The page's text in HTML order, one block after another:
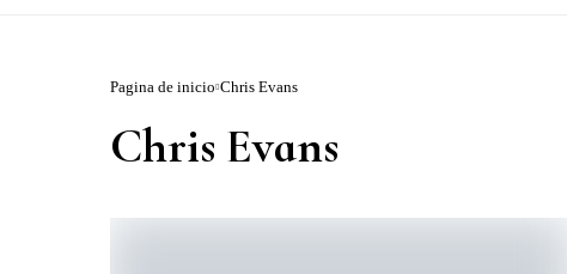
Pagina de inicio Chris Evans
Chris Evans